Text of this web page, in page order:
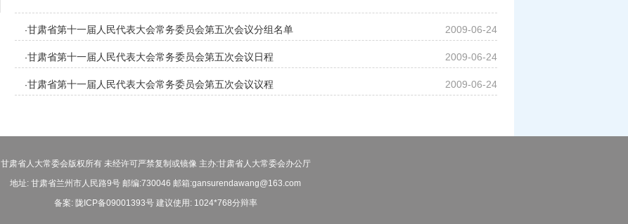
2009-06-24
·甘肃省第十一届人民代表大会常务委员会第五次会议分组名单
2009-06-24
·甘肃省第十一届人民代表大会常务委员会第五次会议日程
2009-06-24
·甘肃省第十一届人民代表大会常务委员会第五次会议议程
甘肃省人大常委会版权所有 未经许可严禁复制或镜像 主办:甘肃省人大常委会办公厅
地址: 甘肃省兰州市人民路9号 邮编:730046 邮箱:gansurendawang@163.com
备案: 陇ICP备09001393号 建议使用: 1024*768分辩率